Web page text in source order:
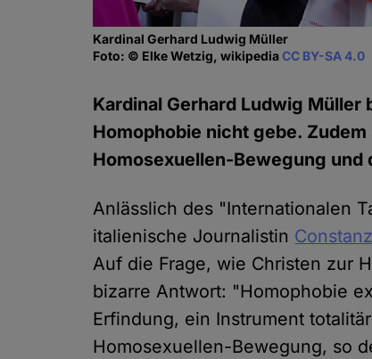
Kardinal Gerhard Ludwig Müller
Foto: © Elke Wetzig, wikipediaCC BY-SA 4.0
Kardinal Gerhard Ludwig
Homophobie nicht gebe.
Homosexuellen-Bewegung und
Anlässlich des "Internationalen
italienische Journalistin
Auf die Frage, wie Christen zur
bizarre Antwort: "Homophobie
Erfindung, ein Instrument
Homosexuellen-Bewegung, so